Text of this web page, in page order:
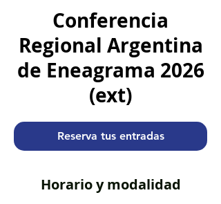
Conferencia
Regional Argentina
de Eneagrama 2026
(ext)
Reserva tus entradas
Horario y modalidad